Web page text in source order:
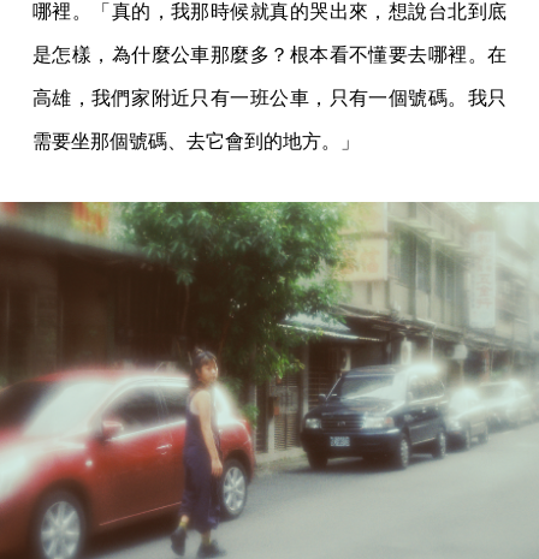
哪裡。「真的，我那時候就真的哭出來，想說台北到底
是怎樣，為什麼公車那麼多？根本看不懂要去哪裡。在
高雄，我們家附近只有一班公車，只有一個號碼。我只
需要坐那個號碼、去它會到的地方。」